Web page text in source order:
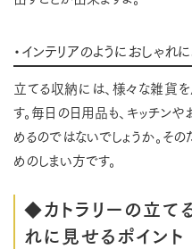
・インテリアのようにおしゃれ
立てる収納には、様々な雑貨
す。毎日の日用品も、キッチン
めるのではないでしょうか。そ
めのしまい方です。
◆カトラリーの立て
れに見せるポイント